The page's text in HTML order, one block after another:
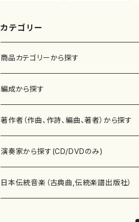
カテゴリー
商品カテゴリーから探す
楽譜
書籍
書籍
テキストブック
CD・DVD
チケット
編成から探す
邦楽器
箏・琴（ソロ）
箏・琴（合奏）
合唱
混声合唱
歌・声
著作者（作曲、作詩、編曲、著者）から探す
あ行
青木省三(アオキ ショウゾウ)
か行
演奏家から探す(CD/DVDのみ)
邦楽（箏、三味線、尺八等）演奏家
日本伝統音楽（古典曲,伝統楽譜出版社）